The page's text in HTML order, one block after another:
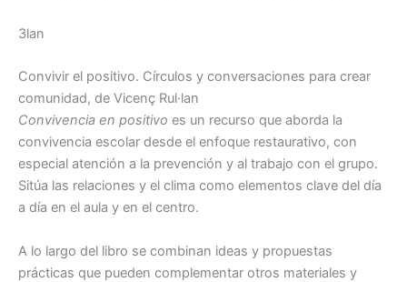
3lan
Convivir el positivo. Círculos y conversaciones para crear
comunidad, de Vicenç Rul·lan
Convivencia en positivo es un recurso que aborda la
convivencia escolar desde el enfoque restaurativo, con
especial atención a la prevención y al trabajo con el grupo.
Sitúa las relaciones y el clima como elementos clave del día
a día en el aula y en el centro.
A lo largo del libro se combinan ideas y propuestas
prácticas que pueden complementar otros materiales y